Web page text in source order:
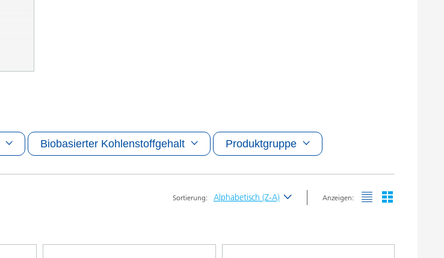
Biobasierter Kohlenstoffgehalt Produktgruppe
Sortierung: Alphabetisch (Z-A) Anzeigen: